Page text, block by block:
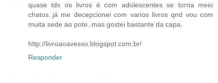
quase tds os livros é com adolescentes se torna meio
chatos..já me decepcionei com varios livros qnd vou com
muita sede ao pote..mas gostei bastante da capa.
http://livroaoavesso.blogspot.com.br/
Responder